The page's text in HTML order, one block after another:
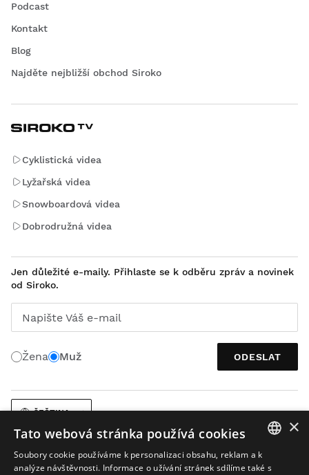
Podcast
Kontakt
Blog
Najděte nejbližší obchod Siroko
Cyklistická videa
Lyžařská videa
Snowboardová videa
Dobrodružná videa
Jen důležité e-maily. Přihlaste se k odběru zpráv a novinek
od Siroko.
Napište Váš e-mail
Žena Muž ODESLAT
ČEŠTINA
SPANISH
×
Tato webová stránka používá cookies
Soubory cookie používáme k personalizaci obsahu, reklam a k
analýze návštěvnosti. Informace o užívání stránek sdílíme také s